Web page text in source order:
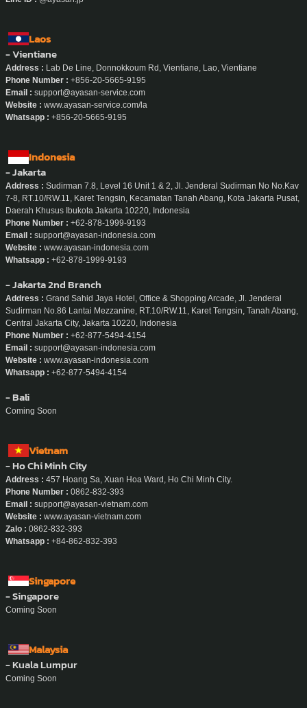
Laos
- Vientiane
Address : Lab De Line, Donnokkoum Rd, Vientiane, Lao, Vientiane
Phone Number : +856-20-5665-9195
Email : support@ayasan-service.com
Website : www.ayasan-service.com/la
Whatsapp : +856-20-5665-9195
Indonesia
- Jakarta
Address : Sudirman 7.8, Level 16 Unit 1 & 2, Jl. Jenderal Sudirman No No.Kav
7-8, RT.10/RW.11, Karet Tengsin, Kecamatan Tanah Abang, Kota Jakarta Pusat,
Daerah Khusus Ibukota Jakarta 10220, Indonesia
Phone Number : +62-878-1999-9193
Email : support@ayasan-indonesia.com
Website : www.ayasan-indonesia.com
Whatsapp : +62-878-1999-9193
- Jakarta 2nd Branch
Address : Grand Sahid Jaya Hotel, Office & Shopping Arcade, Jl. Jenderal
Sudirman No.86 Lantai Mezzanine, RT.10/RW.11, Karet Tengsin, Tanah Abang,
Central Jakarta City, Jakarta 10220, Indonesia
Phone Number : +62-877-5494-4154
Email : support@ayasan-indonesia.com
Website : www.ayasan-indonesia.com
Whatsapp : +62-877-5494-4154
- Bali
Coming Soon
Vietnam
- Ho Chi Minh City
Address : 457 Hoang Sa, Xuan Hoa Ward, Ho Chi Minh City.
Phone Number : 0862-832-393
Email : support@ayasan-vietnam.com
Website : www.ayasan-vietnam.com
Zalo : 0862-832-393
Whatsapp : +84-862-832-393
Singapore
- Singapore
Coming Soon
Malaysia
- Kuala Lumpur
Coming Soon